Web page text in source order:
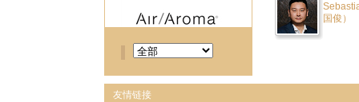
国俊）
友情链接